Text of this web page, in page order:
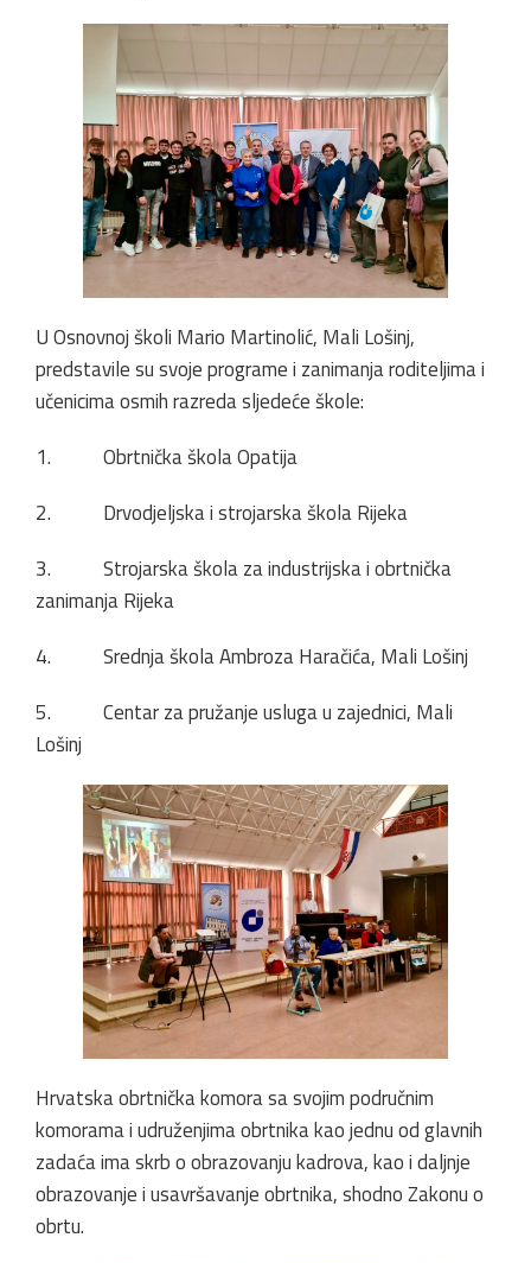
U Osnovnoj školi Mario Martinolić, Mali Lošinj,
predstavile su svoje programe i zanimanja roditeljima i
učenicima osmih razreda sljedeće škole:
1. Obrtnička škola Opatija
2. Drvodjeljska i strojarska škola Rijeka
3. Strojarska škola za industrijska i obrtnička
zanimanja Rijeka
4. Srednja škola Ambroza Haračića, Mali Lošinj
5. Centar za pružanje usluga u zajednici, Mali
Lošinj
Hrvatska obrtnička komora sa svojim područnim
komorama i udruženjima obrtnika kao jednu od glavnih
zadaća ima skrb o obrazovanju kadrova, kao i daljnje
obrazovanje i usavršavanje obrtnika, shodno Zakonu o
obrtu.